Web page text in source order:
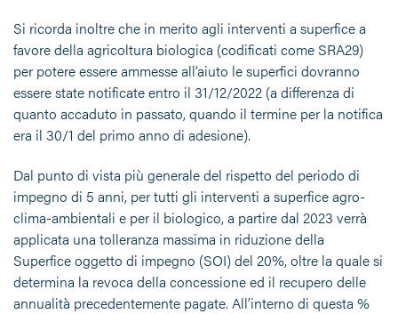
Si ricorda inoltre che in merito agli interventi a superfice a
favore della agricoltura biologica (codificati come SRA29)
per potere essere ammesse all’aiuto le superfici dovranno
essere state notificate entro il 31/12/2022 (a differenza di
quanto accaduto in passato, quando il termine per la notifica
era il 30/1 del primo anno di adesione).
Dal punto di vista più generale del rispetto del periodo di
impegno di 5 anni, per tutti gli interventi a superfice agro-
clima-ambientali e per il biologico, a partire dal 2023 verrà
applicata una tolleranza massima in riduzione della
Superfice oggetto di impegno (SOI) del 20%, oltre la quale si
determina la revoca della concessione ed il recupero delle
annualità precedentemente pagate. All’interno di questa %